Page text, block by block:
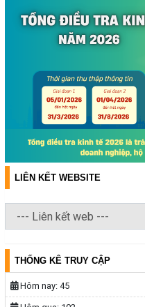
LIÊN KẾT WEBSITE
THỐNG KÊ TRUY CẬP
Hôm nay: 45